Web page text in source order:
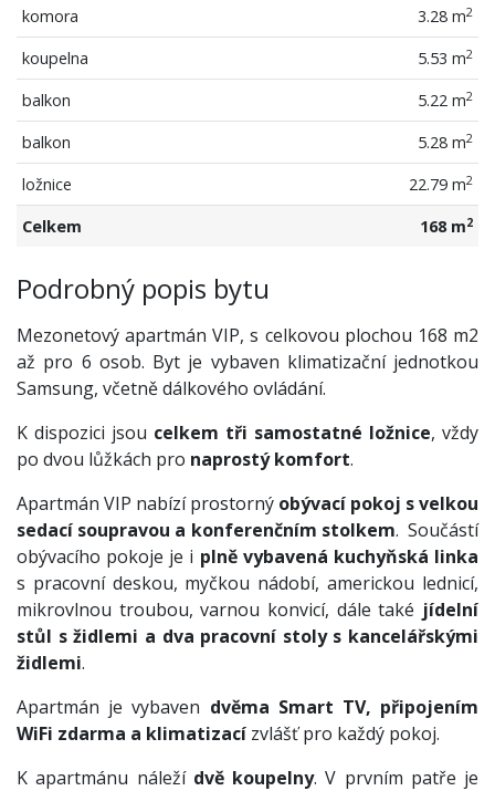
komora 3.28 m2
koupelna 5.53 m2
balkon 5.22 m2
balkon 5.28 m2
ložnice 22.79 m2
Celkem 168 m2
Podrobný popis bytu
Mezonetový apartmán VIP, s celkovou plochou 168 m2
až pro 6 osob. Byt je vybaven klimatizační jednotkou
Samsung, včetně dálkového ovládání.
K dispozici jsou celkem tři samostatné ložnice, vždy
po dvou lůžkách pro naprostý komfort.
Apartmán VIP nabízí prostorný obývací pokoj s velkou
sedací soupravou a konferenčním stolkem. Součástí
obývacího pokoje je i plně vybavená kuchyňská linka
s pracovní deskou, myčkou nádobí, americkou lednicí,
mikrovlnou troubou, varnou konvicí, dále také jídelní
stůl s židlemi a dva pracovní stoly s kancelářskými
židlemi.
Apartmán je vybaven dvěma Smart TV, připojením
WiFi zdarma a klimatizací zvlášť pro každý pokoj.
K apartmánu náleží dvě koupelny. V prvním patře je